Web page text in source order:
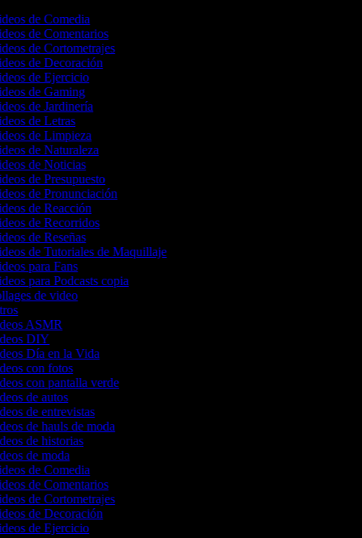
de Comedia
de Comentarios
de Cortometrajes
de Decoración
de Ejercicio
de Gaming
de Jardinería
de Letras
de Limpieza
de Naturaleza
de Noticias
de Presupuesto
de Pronunciación
de Reacción
de Recorridos
de Reseñas
de Tutoriales de Maquillaje
para Fans
para Podcasts copia
de video
ASMR
DIY
Día en la Vida
con fotos
con pantalla verde
de autos
de entrevistas
de hauls de moda
de historias
de moda
de Comedia
de Comentarios
de Cortometrajes
de Decoración
de Ejercicio